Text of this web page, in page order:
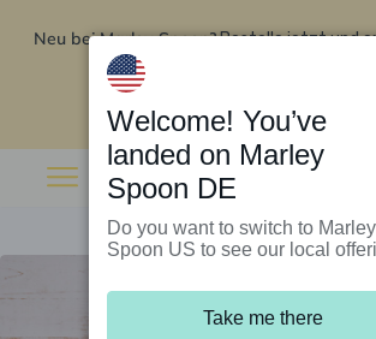
Neu bei Marley Spoon?Bestelle jetzt und
Rabatt auf deine ersten fünf
Welcome! You’ve
landed on Marley
Spoon DE
Do you want to switch to Marley
Spoon US to see our local
Take me there